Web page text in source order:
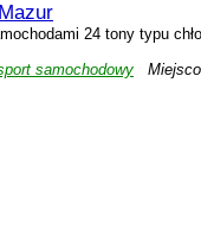
24 tony typu
samochodowy